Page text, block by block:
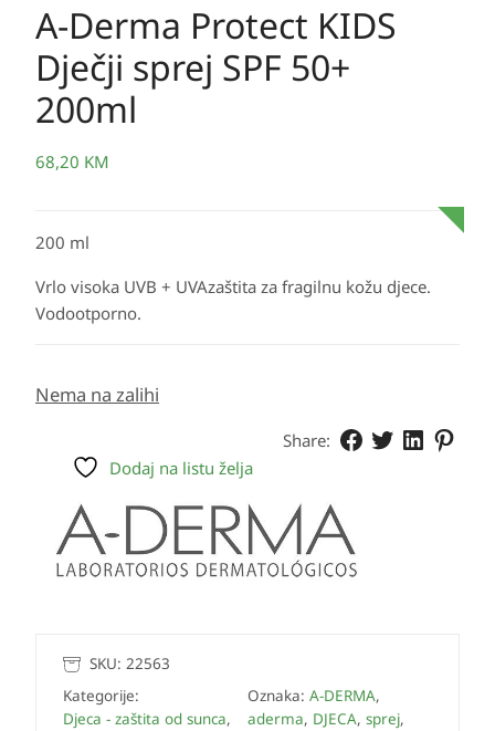
A-Derma Protect KIDS
Dječji sprej SPF 50+
200ml
68,20 KM
200 ml
Vrlo visoka UVB + UVAzaštita za fragilnu kožu djece.
Vodootporno.
Nema na zalihi
Share:
Dodaj na listu želja
SKU: 22563
Kategorije:
Djeca - zaštita od sunca,
Oznaka: A-DERMA,
aderma, DJECA, sprej,